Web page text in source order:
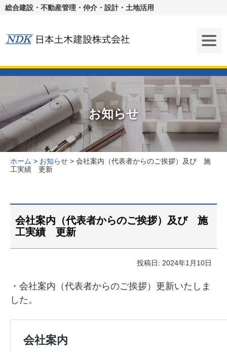
総合建設・不動産管理・仲介・設計・土地活用
お知らせ
ホーム > お知らせ > 会社案内（代表者からのご挨拶）及び 施
工実績 更新
会社案内（代表者からのご挨拶）及び 施
工実績 更新
投稿日: 2024年1月10日
・会社案内（代表者からのご挨拶）更新いたしま
した。